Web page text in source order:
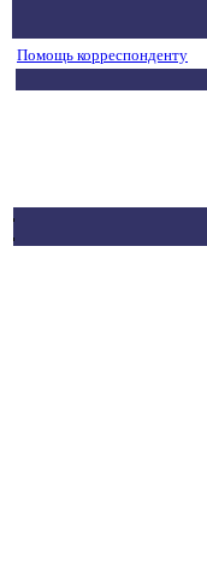
Помощь корреспонденту